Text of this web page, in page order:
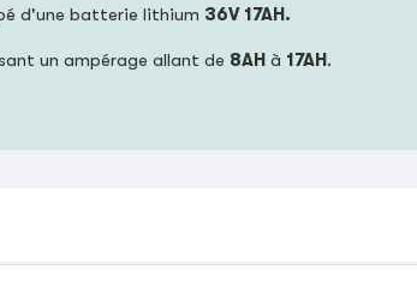
d'une batterie lithium 36V 17AH.
un ampérage allant de 8AH à 17AH .